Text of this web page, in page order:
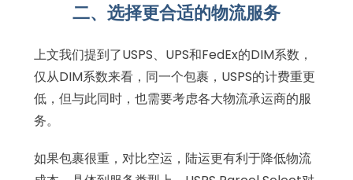
二、选择更合适的物流服务
上文我们提到了USPS、UPS和FedEx的DIM系数，
仅从DIM系数来看，同一个包裹，USPS的计费重更
低，但与此同时，也需要考虑各大物流承运商的服
务。
如果包裹很重，对比空运，陆运更有利于降低物流